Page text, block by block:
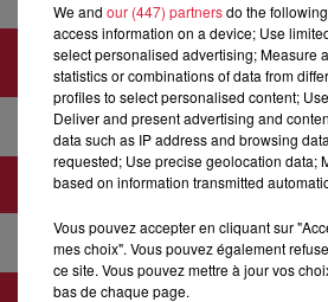
du8 octobre 2021 à
au8 octobre 2021 à
Domaine Achillée,
Lechner Camille
We and our (447) partnersdo the
access information on a device; Use
select personalised advertising; Measure
statistics or combinations of data from
profiles to select personalised content;
Deliver and present advertising and
data such as IP address and browsing
requested; Use precise geolocation data;
based on information transmitted
Vous pouvez accepter en cliquant sur
mes choix". Vous pouvez également
ce site. Vous pouvez mettre à jour vos
bas de chaque page.